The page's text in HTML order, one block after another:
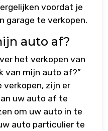
voordat je
garage te verkopen.
auto af?
het verkopen van
van mijn auto af?”
verkopen, zijn er
uw auto af te
om uw auto in te
auto particulier te